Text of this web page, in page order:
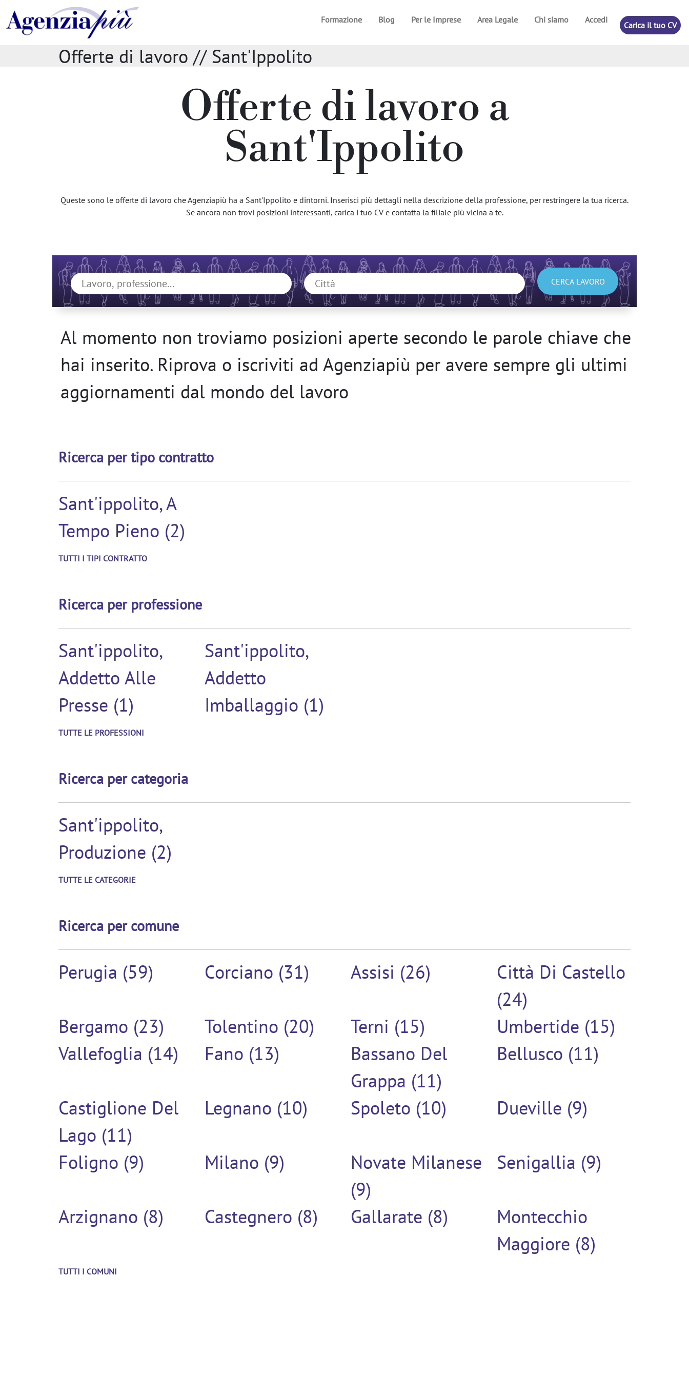
Formazione Blog Per le Imprese Area Legale Chi siamo Accedi
Carica il tuo CV
Offerte di lavoro // Sant'Ippolito
Offerte di lavoro a
Sant'Ippolito
Queste sono le offerte di lavoro che Agenziapiù ha a Sant'Ippolito e dintorni. Inserisci più dettagli nella descrizione della professione, per restringere la tua ricerca.
Se ancora non trovi posizioni interessanti, carica i tuo CV e contatta la filiale più vicina a te.
CERCA LAVORO
Al momento non troviamo posizioni aperte secondo le parole chiave che
hai inserito. Riprova o iscriviti ad Agenziapiù per avere sempre gli ultimi
aggiornamenti dal mondo del lavoro
Ricerca per tipo contratto
Sant'ippolito, A
Tempo Pieno (2)
TUTTI I TIPI CONTRATTO
Ricerca per professione
Sant'ippolito,
Addetto Alle
Presse (1)
Sant'ippolito,
Addetto
Imballaggio (1)
TUTTE LE PROFESSIONI
Ricerca per categoria
Sant'ippolito,
Produzione (2)
TUTTE LE CATEGORIE
Ricerca per comune
Perugia (59) Corciano (31) Assisi (26)
Città Di Castello
(24)
Bergamo (23)
Tolentino (20) Terni (15)
Umbertide (15)
Vallefoglia (14)
Fano (13)
Bassano Del
Grappa (11)
Bellusco (11)
Castiglione Del
Lago (11)
Legnano (10) Spoleto (10) Dueville (9)
Foligno (9) Milano (9)
Novate Milanese
(9)
Senigallia (9)
Arzignano (8) Castegnero (8) Gallarate (8)
Montecchio
Maggiore (8)
TUTTI I COMUNI